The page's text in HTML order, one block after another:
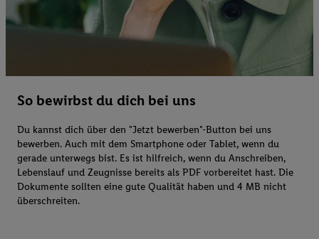
So bewirbst du dich bei uns
Du kannst dich über den "Jetzt bewerben"-Button bei uns
bewerben. Auch mit dem Smartphone oder Tablet, wenn du
gerade unterwegs bist. Es ist hilfreich, wenn du Anschreiben,
Lebenslauf und Zeugnisse bereits als PDF vorbereitet hast. Die
Dokumente sollten eine gute Qualität haben und 4 MB nicht
überschreiten.